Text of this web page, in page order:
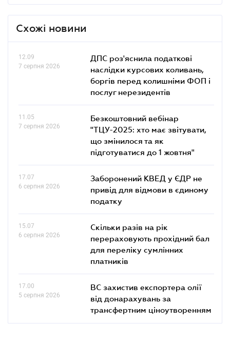
Схожі новини
12.09
7 серпня 2026
ДПС роз'яснила податкові
наслідки курсових коливань,
боргів перед колишніми ФОП і
послуг нерезидентів
11.05
7 серпня 2026
Безкоштовний вебінар
"ТЦУ-2025: хто має звітувати,
що змінилося та як
підготуватися до 1 жовтня"
17.07
6 серпня 2026
Заборонений КВЕД у ЄДР не
привід для відмови в єдиному
податку
15.07
6 серпня 2026
Скільки разів на рік
перераховують прохідний бал
для переліку сумлінних
платників
17.00
5 серпня 2026
ВС захистив експортера олії
від донарахувань за
трансфертним ціноутворенням